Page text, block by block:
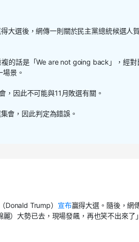
大選後，網傳一則關於民主黨總統候選人
的話是「We are not going back」，經對
景。
因此不可能與11月敗選有關。
會，因此判定為錯誤。
Donald Trump） 宣布贏得大選。隨後，網
麗）大勢已去，現場發飆，再也笑不出來了